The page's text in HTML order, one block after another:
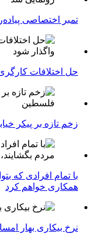
تمبر اختصاصی
حل اختلافات
زخم تازه بر پیکر
با تمام افرادی که
همکاری خواهم کرد
نرخ بیکاری بهار